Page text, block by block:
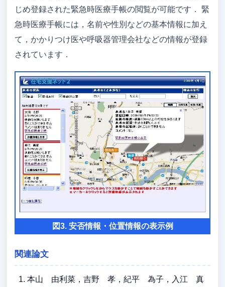
じめ登録された緊急時医療手帳の閲覧が可能です． 緊
急時医療手帳には，名前や性別などの基本情報に加え
て，かかりつけ医や呼吸器管理会社などの情報が登録
されています．
図3. 安否情報・位置情報の表示例
関連論文
本山 由利菜，吉野 孝，紀平 為子，入江 真